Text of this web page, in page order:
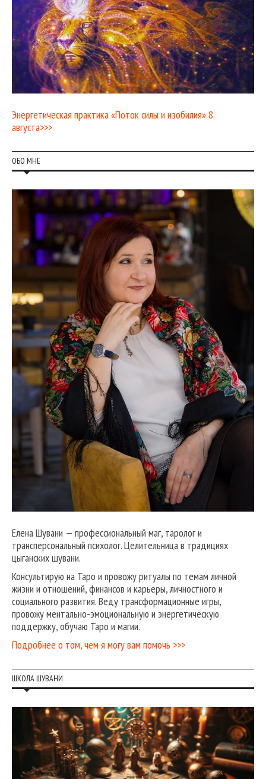
Энергетическая практика «Поток силы и изобилия» 8
августа>>>
ОБО МНЕ
Елена Шувани — профессиональный маг, таролог и
трансперсональный психолог. Целительница в традициях
цыганских шувани.
Консультирую на Таро и провожу ритуалы по темам личной
жизни и отношений, финансов и карьеры, личностного и
социального развития. Веду трансформационные игры,
провожу ментально-эмоциональную и энергетическую
поддержку, обучаю Таро и магии.
Подробнее о том, чем я могу вам помочь >>>
ШКОЛА ШУВАНИ